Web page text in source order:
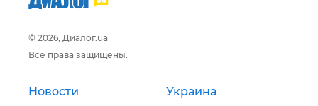
© 2026, Диалог.ua
Все права защищены.
Новости Украина